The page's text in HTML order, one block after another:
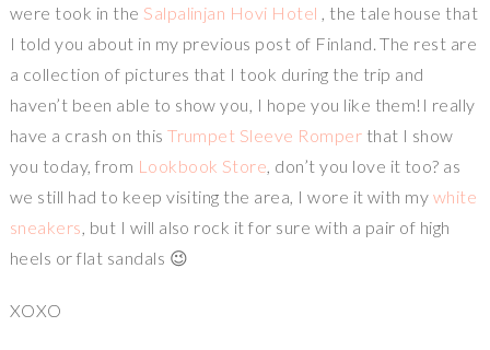
were took in the Salpalinjan Hovi Hotel , the tale house that
I told you about in my previous post of Finland. The rest are
a collection of pictures that I took during the trip and
haven’t been able to show you, I hope you like them!I really
have a crash on thisTrumpet Sleeve Romper that I show
you today, from Lookbook Store, don’t you love it too? as
we still had to keep visiting the area, I wore it with my white
sneakers, but I will also rock it for sure with a pair of high
heels or flat sandals 😉
XOXO